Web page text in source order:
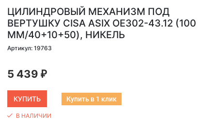
ЦИЛИНДРОВЫЙ МЕХАНИЗМ ПОД
ВЕРТУШКУ CISA ASIX OE302-43.12 (100
ММ/40+10+50), НИКЕЛЬ
Артикул: 19763
5 439 ₽
Купить в 1 клик
В НАЛИЧИИ